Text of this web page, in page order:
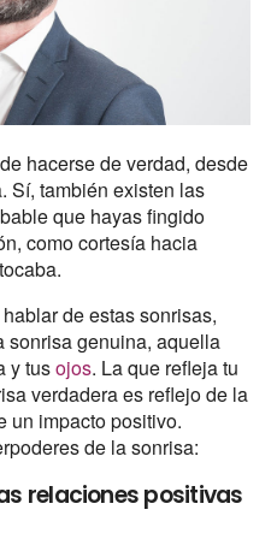
hacerse de verdad, desde
Sí, también existen las
que hayas fingido
como cortesía hacia
de estas sonrisas,
sonrisa genuina, aquella
y tusojos. La que refleja tu
verdadera es reflejo de la
un impacto positivo.
de la sonrisa:
relaciones positivas